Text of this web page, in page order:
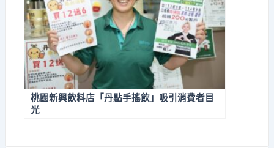
桃園新興飲料店「丹點手搖飲」吸引消費者目
光